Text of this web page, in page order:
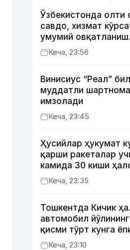
Ўзбекистонда олти
савдо, хизмат
умумий овқатланиш
корхоналари қанча
тўлагани очиқланди
Кеча, 23:56
Винисиус “Реал”
муддатли шартнома
имзолади
Кеча, 23:45
Ҳусийлар ҳукумат
қарши ракеталар
камида 30 киши
Кеча, 23:35
Тошкентда Кичик
автомобил
қисми тўрт кунга
(харита)
Кеча, 23:10